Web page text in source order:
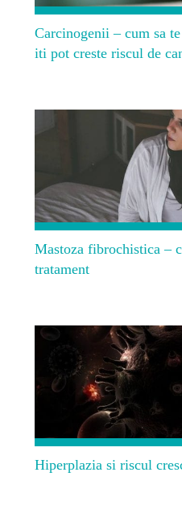
Carcinogenii – cum sa
iti pot creste riscul de
Mastoza fibrochistica –
tratament
Hiperplazia si riscul